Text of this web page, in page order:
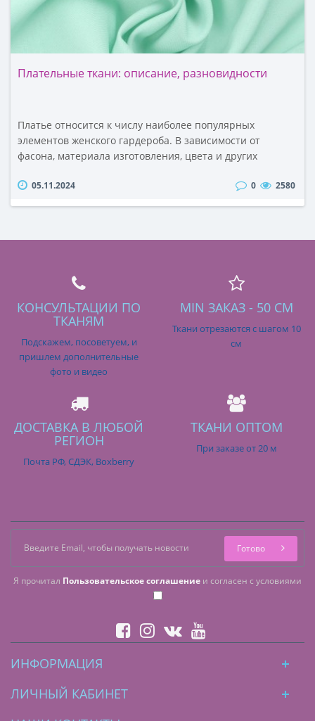
Плательные ткани: описание, разновидности
Платье относится к числу наиболее популярных
элементов женского гардероба. В зависимости от
фасона, материала изготовления, цвета и других
повседневной носки, деловых встреч, торжественных
05.11.2024 0 2580
КОНСУЛЬТАЦИИ ПО
ТКАНЯМ
Подскажем, посоветуем, и
пришлем дополнительные
фото и видео
MIN ЗАКАЗ - 50 СМ
Ткани отрезаются с шагом 10
см
ДОСТАВКА В ЛЮБОЙ
РЕГИОН
Почта РФ, СДЭК, Boxberry
ТКАНИ ОПТОМ
При заказе от 20 м
Я прочитал Пользовательское соглашение и согласен с условиями
Готово
ИНФОРМАЦИЯ
ЛИЧНЫЙ КАБИНЕТ